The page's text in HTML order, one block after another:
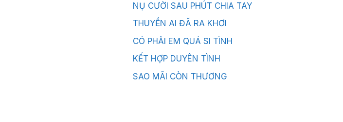
NỤ CƯỜI SAU PHÚT CHIA TAY
THUYỀN AI ĐÃ RA KHƠI
CÓ PHẢI EM QUÁ SI TÌNH
KẾT HỢP DUYÊN TÌNH
SAO MÃI CÒN THƯƠNG